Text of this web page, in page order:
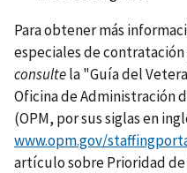
Para obtener más
especiales de
consultela "Guía del
Oficina de Administración
(OPM, por sus siglas en
www.opm.gov/
artículo sobre Prioridad